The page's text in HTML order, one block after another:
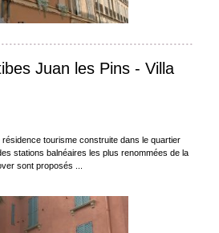
Juan les Pins - Villa
résidence tourisme construite dans le quartier
stations balnéaires les plus renommées de la
sont proposés ...